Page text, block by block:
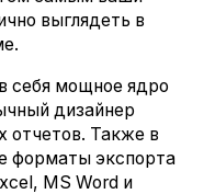
выглядеть в
себя мощное ядро
дизайнер
отчетов. Также в
форматы экспорта
MS Word и